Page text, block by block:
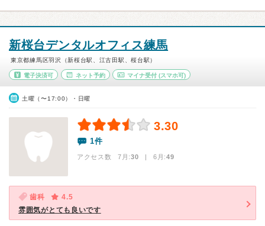
新桜台デンタルオフィス練馬
東京都練馬区羽沢（新桜台駅、江古田駅、桜台駅）
電子決済可 ネット予約 マイナ受付 (スマホ可)
土曜（〜17:00）・日曜
3.30
1件
アクセス数 7月:30 | 6月:49
歯科
4.5
雰囲気がとても良いです